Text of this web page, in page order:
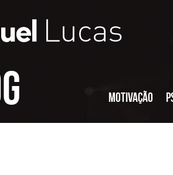
Motivação